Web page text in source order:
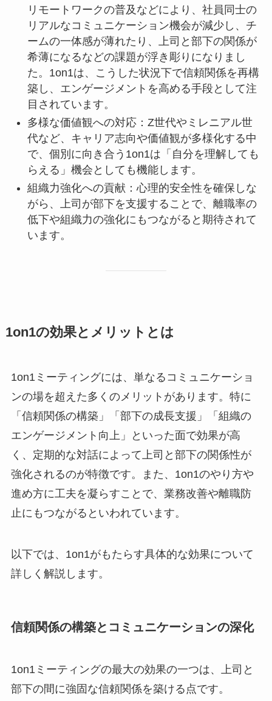
リモートワークの普及などにより、社員同士の
リアルなコミュニケーション機会が減少し、チ
ームの一体感が薄れたり、上司と部下の関係が
希薄になるなどの課題が浮き彫りになりまし
た。1on1は、こうした状況下で信頼関係を再構
築し、エンゲージメントを高める手段として注
目されています。
多様な価値観への対応：Z世代やミレニアル世
代など、キャリア志向や価値観が多様化する中
で、個別に向き合う1on1は「自分を理解しても
らえる」機会としても機能します。
組織力強化への貢献：心理的安全性を確保しな
がら、上司が部下を支援することで、離職率の
低下や組織力の強化にもつながると期待されて
います。
1on1の効果とメリットとは
1on1ミーティングには、単なるコミュニケーショ
ンの場を超えた多くのメリットがあります。特に
「信頼関係の構築」「部下の成長支援」「組織の
エンゲージメント向上」といった面で効果が高
く、定期的な対話によって上司と部下の関係性が
強化されるのが特徴です。また、1on1のやり方や
進め方に工夫を凝らすことで、業務改善や離職防
止にもつながるといわれています。
以下では、1on1がもたらす具体的な効果について
詳しく解説します。
信頼関係の構築とコミュニケーションの深化
1on1ミーティングの最大の効果の一つは、上司と
部下の間に強固な信頼関係を築ける点です。